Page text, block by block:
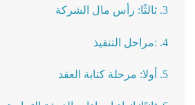
3. ثالثًا: رأس مال الشركة
4. :مراحل التنفيذ
5. أولا: مرحلة كتابة العقد